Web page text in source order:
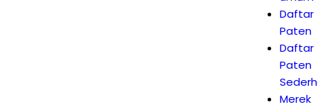
Daftar
Paten
Daftar
Paten
Merek